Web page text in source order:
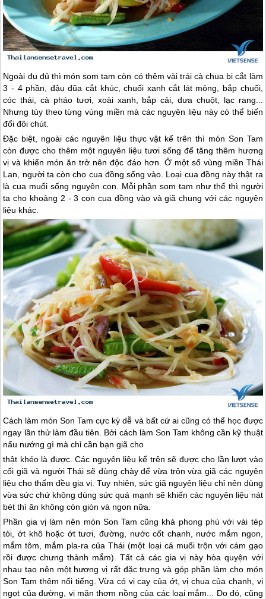
Ngoài đu đủ thì món som tam còn có thêm vài trái cà chua bi cắt làm
3 - 4 phần, đậu đũa cắt khúc, chuối xanh cắt lát mỏng, bắp chuối,
cóc thái, cà pháo tươi, xoài xanh, bắp cải, dưa chuột, lạc rang...
Nhưng tùy theo từng vùng miền mà các nguyên liệu này có thể biến
đổi đôi chút.
Đặc biệt, ngoài các nguyên liệu thực vật kể trên thì món Son Tam
còn được cho thêm một nguyên liệu tươi sống để tăng thêm hương
vị và khiến món ăn trở nên độc đáo hơn. Ở một số vùng miền Thái
Lan, người ta còn cho cua đồng sống vào. Loại cua đồng này thật ra
là cua muối sống nguyên con. Mỗi phần som tam như thế thì người
ta cho khoảng 2 - 3 con cua đồng vào và giã chung với các nguyên
liệu khác.
Cách làm món Son Tam cực kỳ dễ và bất cứ ai cũng có thể học được
ngay lần thử làm đầu tiên. Bởi cách làm Son Tam không cần kỹ thuật
nấu nướng gì mà chỉ cần bạn giã cho
thật khéo là được. Các nguyên liệu kể trên sẽ được cho lần lượt vào
cối giã và người Thái sẽ dùng chày để vừa trộn vừa giã các nguyên
liệu cho thấm đều gia vị. Tuy nhiên, sức giã nguyên liệu chỉ nên dùng
vừa sức chứ không dùng sức quá mạnh sẽ khiến các nguyên liệu nát
bét thì ăn không còn giòn và ngon nữa.
Phần gia vị làm nên món Son Tam cũng khá phong phú với vài tép
tỏi, ớt khô hoặc ớt tươi, đường, nước cốt chanh, nước mắm ngon,
mắm tôm, mắm pla-ra của Thái (một loại cá muối trộn với cám gạo
rồi được chưng thành mắm). Tất cả các gia vị này hòa quyện với
nhau tạo nên một hương vị rất đặc trưng và góp phần làm cho món
Son Tam thêm nổi tiếng. Vừa có vị cay của ớt, vị chua của chanh, vị
ngọt của đường, vị mặn thơm nồng của các loại mắm... Do đó, cũng